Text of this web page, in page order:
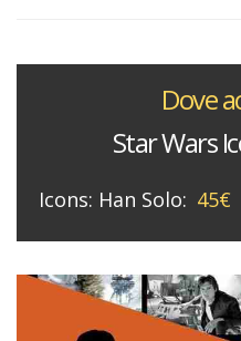
Dove
Star Wars
Icons: Han Solo: 45€